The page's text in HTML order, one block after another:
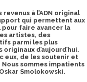
à l’ADN original
qui permettent aux
faire avancer la
artistes, des
parmi les plus
d’aujourd’hui.
eux, de les soutenir et
sommes impatients
Smolokowski.